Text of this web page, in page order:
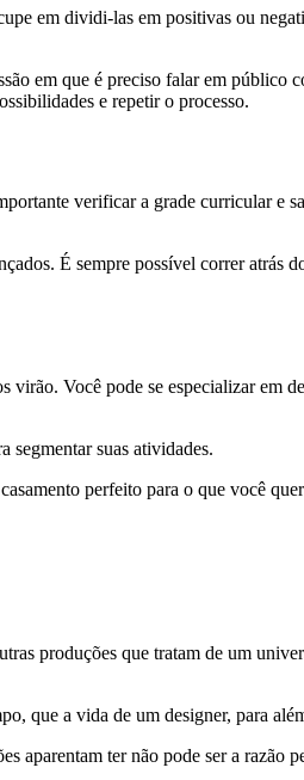
em dividi-las em positivas ou
em que é preciso falar em público
e repetir o processo.
verificar a grade curricular e
É sempre possível correr atrás
virão. Você pode se especializar em
segmentar suas atividades.
perfeito para o que você
produções que tratam de um
que a vida de um designer, para
aparentam ter não pode ser a razão